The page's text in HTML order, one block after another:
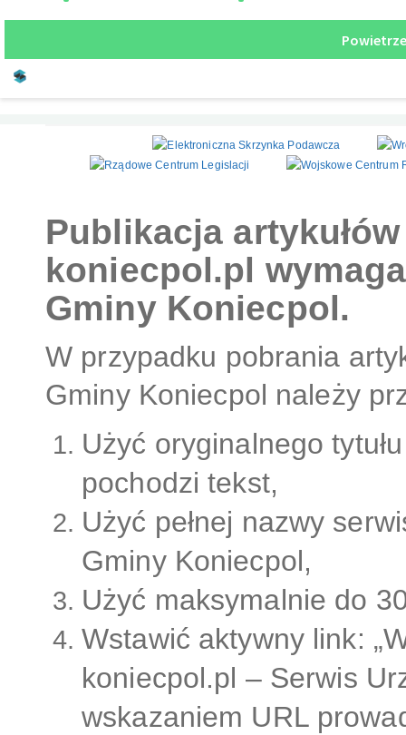
Zalew rekreacyjny
Publikacja
koniecpol.pl
Gminy Koniecpol.
W przypadku pobrania
Gminy Koniecpol należy
Użyć oryginalnego
pochodzi tekst,
Użyć pełnej nazwy
Gminy Koniecpol,
Użyć maksymalnie do
Wstawić aktywny link:
koniecpol.pl – Serwis
wskazaniem URL